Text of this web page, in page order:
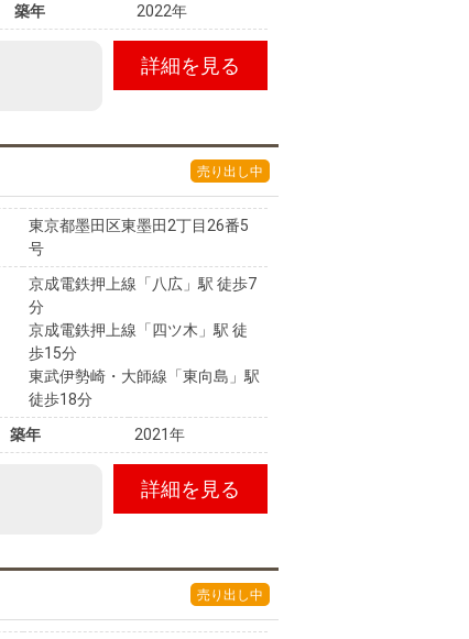
築年 2022年
詳細を見る
売り出し中
東京都墨田区東墨田2丁目26番5
号
京成電鉄押上線「八広」駅 徒歩7
分
京成電鉄押上線「四ツ木」駅 徒
歩15分
東武伊勢崎・大師線「東向島」駅
徒歩18分
築年 2021年
詳細を見る
売り出し中